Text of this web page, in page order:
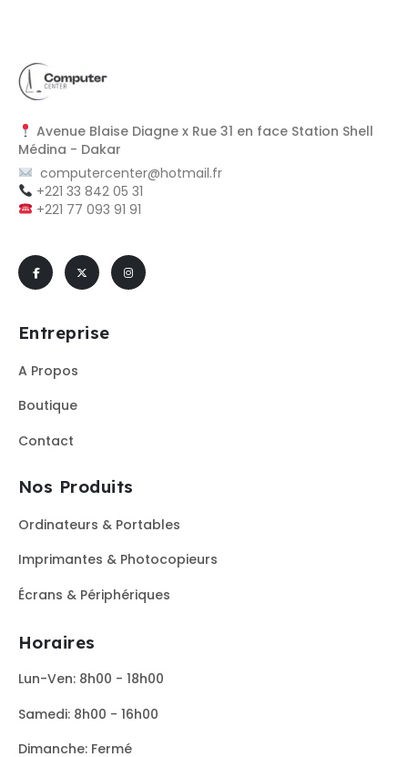
Avenue Blaise Diagne x Rue 31 en face Station Shell
Médina - Dakar
computercenter@hotmail.fr
+221 33 842 05 31
+221 77 093 91 91
Entreprise
A Propos
Boutique
Contact
Nos Produits
Ordinateurs & Portables
Imprimantes & Photocopieurs
Écrans & Périphériques
Horaires
Lun-Ven: 8h00 - 18h00
Samedi: 8h00 - 16h00
Dimanche: Fermé